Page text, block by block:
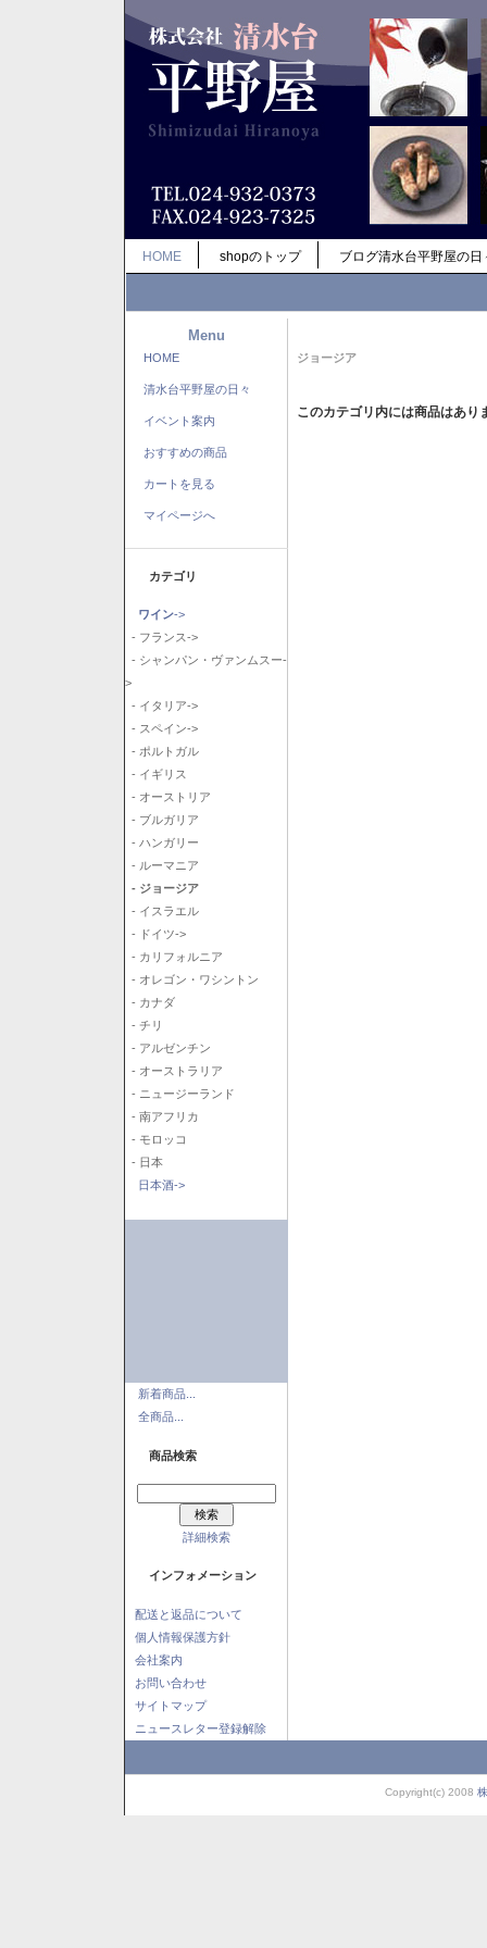
HOME shopのトップ ブログ清水台平野屋の日
Menu
HOME
清水台平野屋の日々
イベント案内
おすすめの商品
カートを見る
マイページへ
カテゴリ
ワイン->
- フランス->
- シャンパン・ヴァンムスー-
>
- イタリア->
- スペイン->
- ポルトガル
- イギリス
- オーストリア
- ブルガリア
- ハンガリー
- ルーマニア
- ジョージア
- イスラエル
- ドイツ->
- カリフォルニア
- オレゴン・ワシントン
- カナダ
- チリ
- アルゼンチン
- オーストラリア
- ニュージーランド
- 南アフリカ
- モロッコ
- 日本
日本酒->
新着商品...
全商品...
商品検索
詳細検索
インフォメーション
配送と返品について
個人情報保護方針
会社案内
お問い合わせ
サイトマップ
ニュースレター登録解除
ジョージア
このカテゴリ内には商品はあり
Copyright(c) 2008